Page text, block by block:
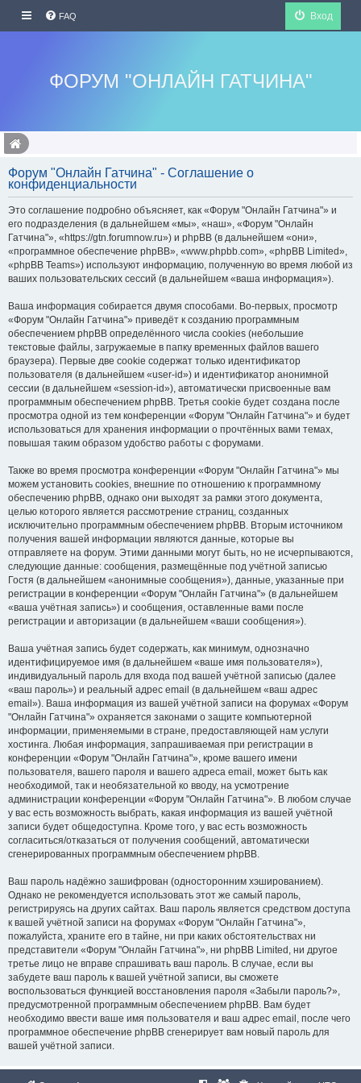
FAQ Вход
ФОРУМ "ОНЛАЙН ГАТЧИНА"
Форум "Онлайн Гатчина" - Соглашение о
конфиденциальности
Это соглашение подробно объясняет, как «Форум "Онлайн Гатчина"» и
его подразделения (в дальнейшем «мы», «наш», «Форум "Онлайн
Гатчина"», «https://gtn.forumnow.ru») и phpBB (в дальнейшем «они»,
«программное обеспечение phpBB», «www.phpbb.com», «phpBB Limited»,
«phpBB Teams») используют информацию, полученную во время любой из
ваших пользовательских сессий (в дальнейшем «ваша информация»).
Ваша информация собирается двумя способами. Во-первых, просмотр
«Форум "Онлайн Гатчина"» приведёт к созданию программным
обеспечением phpBB определённого числа cookies (небольшие
текстовые файлы, загружаемые в папку временных файлов вашего
браузера). Первые две cookie содержат только идентификатор
пользователя (в дальнейшем «user-id») и идентификатор анонимной
сессии (в дальнейшем «session-id»), автоматически присвоенные вам
программным обеспечением phpBB. Третья cookie будет создана после
просмотра одной из тем конференции «Форум "Онлайн Гатчина"» и будет
использоваться для хранения информации о прочтённых вами темах,
повышая таким образом удобство работы с форумами.
Также во время просмотра конференции «Форум "Онлайн Гатчина"» мы
можем установить cookies, внешние по отношению к программному
обеспечению phpBB, однако они выходят за рамки этого документа,
целью которого является рассмотрение страниц, созданных
исключительно программным обеспечением phpBB. Вторым источником
получения вашей информации являются данные, которые вы
отправляете на форум. Этими данными могут быть, но не исчерпываются,
следующие данные: сообщения, размещённые под учётной записью
Гостя (в дальнейшем «анонимные сообщения»), данные, указанные при
регистрации в конференции «Форум "Онлайн Гатчина"» (в дальнейшем
«ваша учётная запись») и сообщения, оставленные вами после
регистрации и авторизации (в дальнейшем «ваши сообщения»).
Ваша учётная запись будет содержать, как минимум, однозначно
идентифицируемое имя (в дальнейшем «ваше имя пользователя»),
индивидуальный пароль для входа под вашей учётной записью (далее
«ваш пароль») и реальный адрес email (в дальнейшем «ваш адрес
email»). Ваша информация из вашей учётной записи на форумах «Форум
"Онлайн Гатчина"» охраняется законами о защите компьютерной
информации, применяемыми в стране, предоставляющей нам услуги
хостинга. Любая информация, запрашиваемая при регистрации в
конференции «Форум "Онлайн Гатчина"», кроме вашего имени
пользователя, вашего пароля и вашего адреса email, может быть как
необходимой, так и необязательной ко вводу, на усмотрение
администрации конференции «Форум "Онлайн Гатчина"». В любом случае
у вас есть возможность выбрать, какая информация из вашей учётной
записи будет общедоступна. Кроме того, у вас есть возможность
согласиться/отказаться от получения сообщений, автоматически
сгенерированных программным обеспечением phpBB.
Ваш пароль надёжно зашифрован (односторонним хэшированием).
Однако не рекомендуется использовать этот же самый пароль,
регистрируясь на других сайтах. Ваш пароль является средством доступа
к вашей учётной записи на форумах «Форум "Онлайн Гатчина"»,
пожалуйста, храните его в тайне, ни при каких обстоятельствах ни
представители «Форум "Онлайн Гатчина"», ни phpBB Limited, ни другое
третье лицо не вправе спрашивать ваш пароль. В случае, если вы
забудете ваш пароль к вашей учётной записи, вы сможете
воспользоваться функцией восстановления пароля «Забыли пароль?»,
предусмотренной программным обеспечением phpBB. Вам будет
необходимо ввести ваше имя пользователя и ваш адрес email, после чего
программное обеспечение phpBB сгенерирует вам новый пароль для
вашей учётной записи.